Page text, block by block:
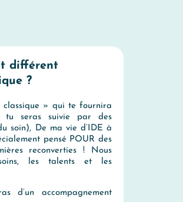
différent
?
classique » qui te fournira
tu seras suivie par des
soin), De ma vie d’IDE à
pensé POUR des
reconverties ! Nous
les talents et les
d’un accompagnement